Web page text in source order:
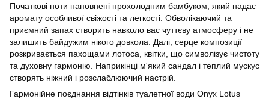
Початкові ноти наповнені прохолодним бамбуком, який надає
аромату особливої свіжості та легкості. Обволікаючий та
приємний запах створить навколо вас чуттєву атмосферу і не
залишить байдужим нікого довкола. Далі, серце композиції
розкривається пахощами лотоса, квітки, що символізує чистоту
та духовну гармонію. Наприкінці м'який сандал і теплий мускус
створять ніжний і розслаблюючий настрій.
Гармонійне поєднання відтінків туалетної води Onyx Lotus